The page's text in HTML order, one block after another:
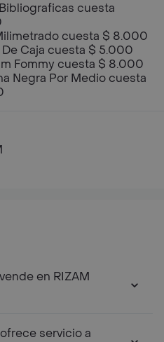
cuesta
cuesta $ 8.000
Caja cuesta $ 5.000
Fommy cuesta $ 8.000
Negra Por Medio cuesta
en RIZAM
servicio a